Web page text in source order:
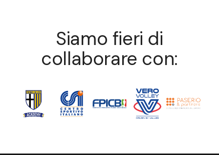
Siamo fieri di
collaborare con: